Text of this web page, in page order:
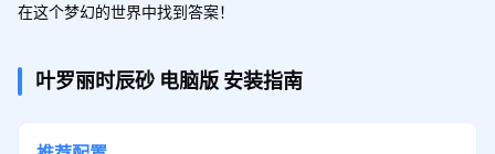
叶罗丽时辰砂 电脑版 安装指南